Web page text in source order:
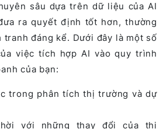
sâu dựa trên dữ liệu của AI
ra quyết định tốt hơn, thường
tranh đáng kể. Dưới đây là một số
việc tích hợp AI vào quy trình
của bạn:
trong phân tích thị trường và dự
với những thay đổi của thị